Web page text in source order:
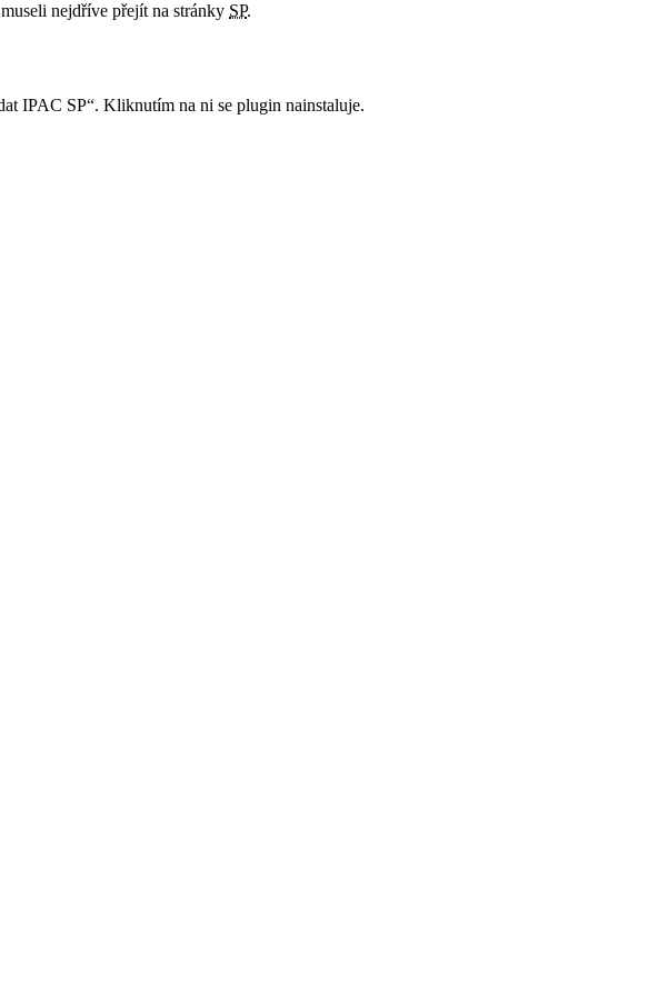
nejdříve přejít na stránky SP.
IPAC SP“. Kliknutím na ni se plugin nainstaluje.